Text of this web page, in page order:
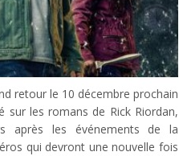
retour le 10 décembre prochain
sur les romans de Rick Riordan,
après les événements de la
qui devront une nouvelle fois